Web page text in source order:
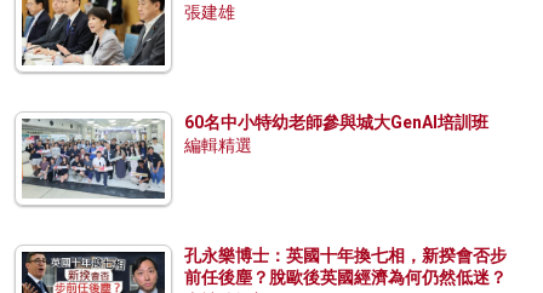
張建雄
60名中小特幼老師參與城大GenAI培訓班
編輯精選
孔永樂博士：英國十年換七相，新揆會否步
前任後塵？脫歐後英國經濟為何仍然低迷？